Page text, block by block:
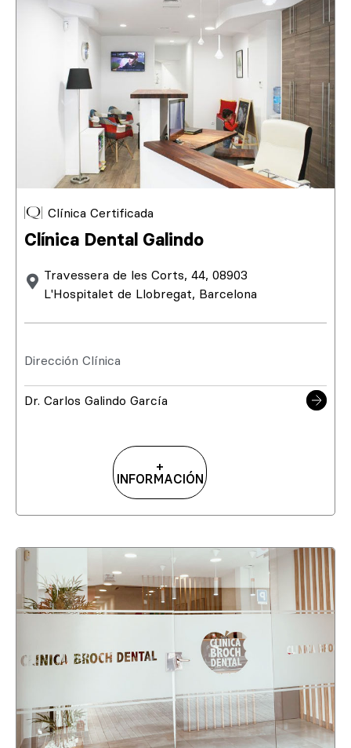
Clínica Certificada
Clínica Dental Galindo
Travessera de les Corts, 44, 08903
L'Hospitalet de Llobregat, Barcelona
Dirección Clínica
Dr. Carlos Galindo García
+
INFORMACIÓN